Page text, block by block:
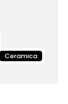
Ceramica